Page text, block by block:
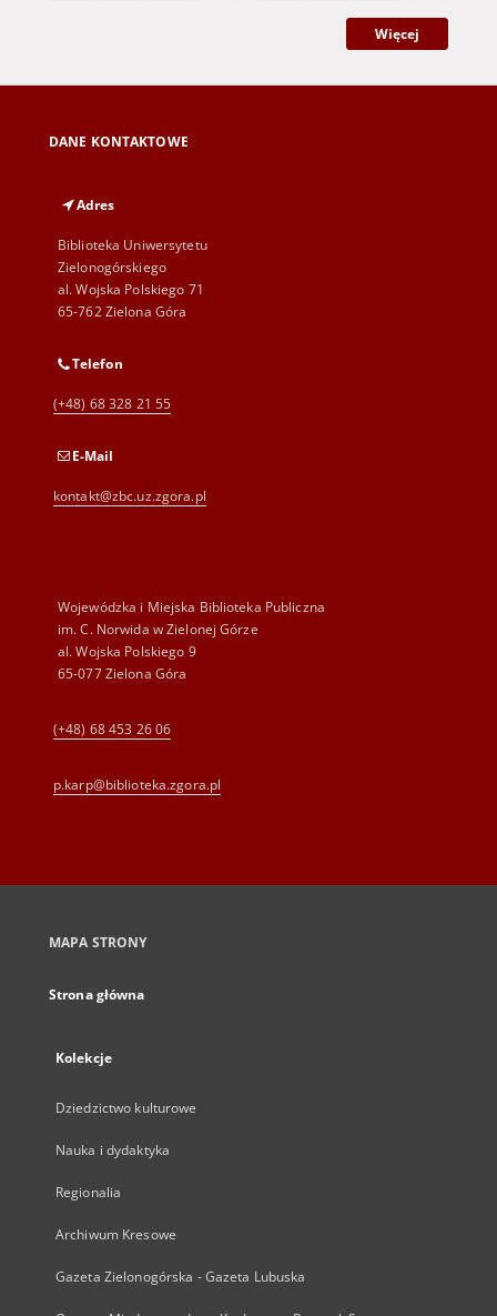
Więcej
DANE KONTAKTOWE
Adres
Biblioteka Uniwersytetu
Zielonogórskiego
al. Wojska Polskiego 71
65-762 Zielona Góra
Telefon
(+48) 68 328 21 55
E-Mail
kontakt@zbc.uz.zgora.pl
Wojewódzka i Miejska Biblioteka Publiczna
im. C. Norwida w Zielonej Górze
al. Wojska Polskiego 9
65-077 Zielona Góra
(+48) 68 453 26 06
p.karp@biblioteka.zgora.pl
MAPA STRONY
Strona główna
Kolekcje
Dziedzictwo kulturowe
Nauka i dydaktyka
Regionalia
Archiwum Kresowe
Gazeta Zielonogórska - Gazeta Lubuska